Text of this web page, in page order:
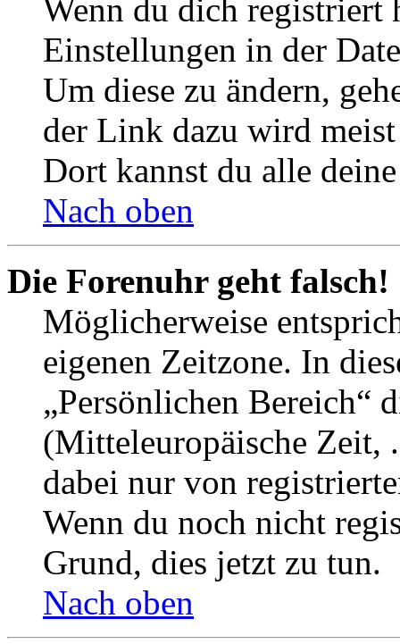
Wenn du dich registriert
Einstellungen in der
Um diese zu ändern,
der Link dazu wird
Dort kannst du alle
Nach oben
Die Forenuhr geht falsch!
Möglicherweise
eigenen Zeitzone. In
„Persönlichen Bereich“
(Mitteleuropäische Zeit,
dabei nur von
Wenn du noch nicht
Grund, dies jetzt zu tun.
Nach oben